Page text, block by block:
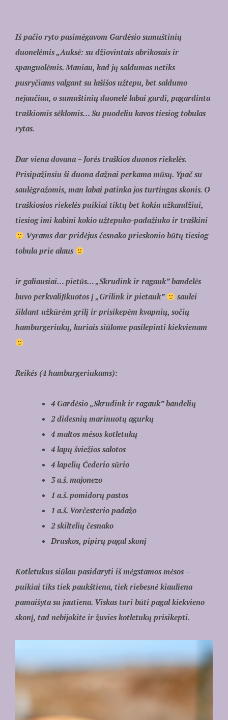
Iš pačio ryto pasimėgavom Gardėsio sumuštinių
duonelėmis „Auksė: su džiovintais abrikosais ir
spanguolėmis. Maniau, kad jų saldumas netiks
pusryčiams valgant su lašišos užtepu, bet saldumo
nejaučiau, o sumuštinių duonelė labai gardi, pagardinta
traškiomis sėklomis… Su puodeliu kavos tiesiog tobulas
rytas.
Dar viena dovana – Jorės traškios duonos riekelės.
Prisipažinsiu ši duona dažnai perkama mūsų. Ypač su
saulėgražomis, man labai patinka jos turtingas skonis. O
traškiosios riekelės puikiai tiktų bet kokia užkandžiui,
tiesiog imi kabini kokio užtepuko-padažiuko ir traškini
Vyrams dar pridėjus česnako prieskonio būtų tiesiog
tobula prie alaus
ir galiausiai… pietūs… „Skrudink ir ragauk” bandelės
buvo perkvalifikuotos į „Grilink ir pietauk”
saulei
šildant užkūrėm grilį ir prisikepėm kvapnių, sočių
hamburgeriukų, kuriais siūlome pasilepinti kiekvienam
Reikės (4 hamburgeriukams):
4 Gardėsio „Skrudink ir ragauk” bandelių
2 didesnių marinuotų agurkų
4 maltos mėsos kotletukų
4 lapų šviežios salotos
4 lapelių Čederio sūrio
3 a.š. majonezo
1 a.š. pomidorų pastos
1 a.š. Vorčesterio padažo
2 skiltelių česnako
Druskos, pipirų pagal skonį
Kotletukus siūlau pasidaryti iš mėgstamos mėsos –
puikiai tiks tiek paukštiena, tiek riebesnė kiauliena
pamaišyta su jautiena. Viskas turi būti pagal kiekvieno
skonį, tad nebijokite ir žuvies kotletukų prisikepti.